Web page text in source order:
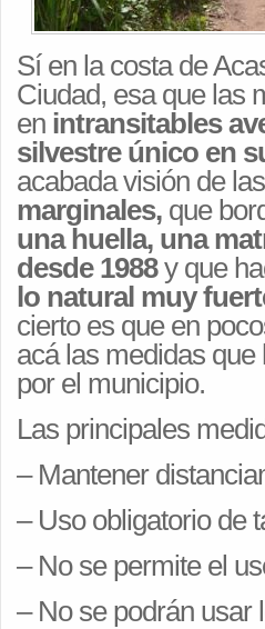
Sí en la costa de
Ciudad, esa que las
en intransitables
silvestre único en
acabada visión de las
marginales, que
una huella, una
desde 1988y que
lo natural muy
cierto es que en
acá las medidas
por el municipio.
Las principales
– Mantener
– Uso obligatorio de
– No se permite el
– No se podrán usar